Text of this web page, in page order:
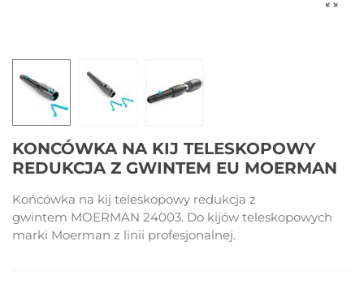
KONCÓWKA NA KIJ TELESKOPOWY
REDUKCJA Z GWINTEM EU MOERMAN
Końcówka na kij teleskopowy redukcja z
gwintem MOERMAN 24003. Do kijów teleskopowych
marki Moerman z linii profesjonalnej.